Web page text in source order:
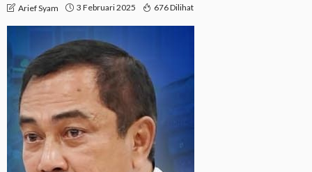
Arief Syam 3 Februari 2025 676 Dilihat